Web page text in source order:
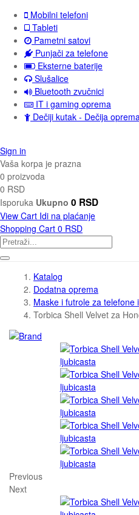
Mobilni telefoni
Tableti
Pametni satovi
Punjači za telefone
Eksterne baterije
Slušalice
Bluetooth zvučnici
IT i gaming oprema
Dečiji kutak - Dečija oprema
Sign in
Vaša korpa je prazna
0 proizvoda
0 RSD
Isporuka Ukupno 0 RSD
View Cart Idi na plaćanje
Shopping Cart 0 RSD
Katalog
Dodatna oprema
Maske i futrole za telefone
Torbica Shell Velvet za
Previous
Next